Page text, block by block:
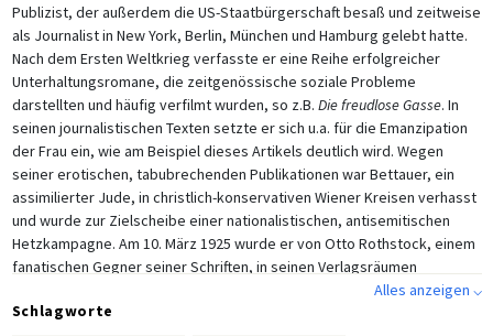
Publizist, der außerdem die US-Staatbürgerschaft besaß und zeitweise
als Journalist in New York, Berlin, München und Hamburg gelebt hatte.
Nach dem Ersten Weltkrieg verfasste er eine Reihe erfolgreicher
Unterhaltungsromane, die zeitgenössische soziale Probleme
darstellten und häufig verfilmt wurden, so z.B. Die freudlose Gasse. In
seinen journalistischen Texten setzte er sich u.a. für die Emanzipation
der Frau ein, wie am Beispiel dieses Artikels deutlich wird. Wegen
seiner erotischen, tabubrechenden Publikationen war Bettauer, ein
assimilierter Jude, in christlich-konservativen Wiener Kreisen verhasst
und wurde zur Zielscheibe einer nationalistischen, antisemitischen
Hetzkampagne. Am 10. März 1925 wurde er von Otto Rothstock, einem
fanatischen Gegner seiner Schriften, in seinen Verlagsräumen
Alles anzeigen ⌵
Schlagworte